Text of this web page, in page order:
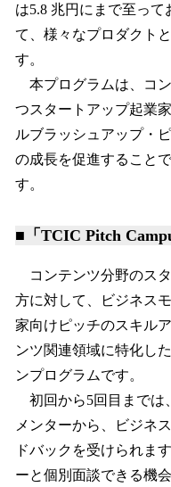
は5.8 兆円にまで至っ
て、様々なプロダクト
す。
本プログラムは、コ
つスタートアップ起業
ルブラッシュアップ・
の成長を促進すること
す。
■「TCIC Pitch
コンテンツ分野のス
方に対して、ビジネス
家向けピッチのスキル
ンツ関連領域に特化し
ンプログラムです。
初回から5回目までは
メンターから、ビジネ
ドバックを受けられま
ーと個別面談できる機